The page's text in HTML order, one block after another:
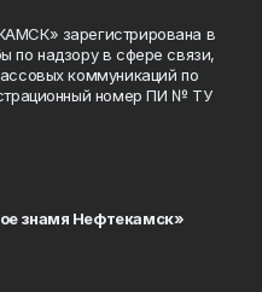
зарегистрирована в
по надзору в сфере связи,
коммуникаций по
номер ПИ № ТУ
знамя Нефтекамск»